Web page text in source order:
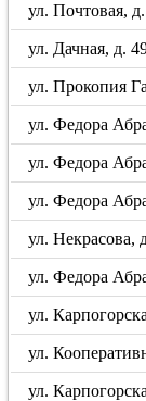
ул. Почтовая,
ул. Дачная, д.
ул. Прокопия
ул. Федора
ул. Федора
ул. Федора
ул. Некрасова,
ул. Федора
ул.
ул.
ул.